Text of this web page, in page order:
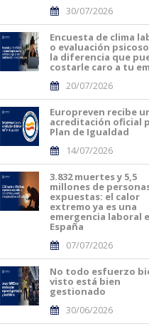
30/07/2026
Encuesta de clima
o evaluación
la diferencia que
costarle caro a tu
20/07/2026
Europreven recibe
acreditación oficial
Plan de Igualdad
14/07/2026
3.832 muertes y 5,5
millones de
expuestas: el calor
extremo ya es una
emergencia laboral
España
07/07/2026
No todo esfuerzo
visto está bien
gestionado
30/06/2026